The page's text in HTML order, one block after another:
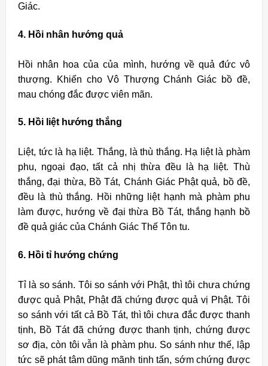
Giác.
4. Hồi nhân hướng quả
Hồi nhân hoa của của mình, hướng về quả đức vô
thượng. Khiến cho Vô Thượng Chánh Giác bồ đề,
mau chóng đắc được viên mãn.
5. Hồi liệt hướng thắng
Liệt, tức là hạ liệt. Thắng, là thù thắng. Hạ liệt là phàm
phu, ngoại đạo, tất cả nhị thừa đều là hạ liệt. Thù
thắng, đại thừa, Bồ Tát, Chánh Giác Phật quả, bồ đề,
đều là thù thắng. Hồi những liệt hạnh mà phàm phu
làm được, hướng về đại thừa Bồ Tát, thắng hạnh bồ
đề quả giác của Chánh Giác Thế Tôn tu.
6. Hồi tỉ hướng chứng
Tỉ là so sánh. Tôi so sánh với Phật, thì tôi chưa chứng
được quả Phật, Phật đã chứng được quả vị Phật. Tôi
so sánh với tất cả Bồ Tát, thì tôi chưa đắc được thanh
tịnh, Bồ Tát đã chứng được thanh tịnh, chứng được
sơ địa, còn tôi vẫn là phàm phu. So sánh như thế, lập
tức sẽ phát tâm dũng mãnh tinh tấn, sớm chứng được